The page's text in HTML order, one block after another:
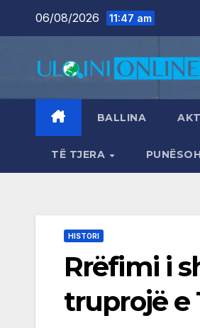
06/08/2026 11:47 am
BALLINA
TË TJERA
HISTORI
Rrëfimi i
truprojë e